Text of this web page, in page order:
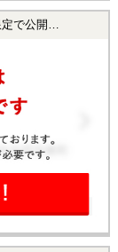
開中！】